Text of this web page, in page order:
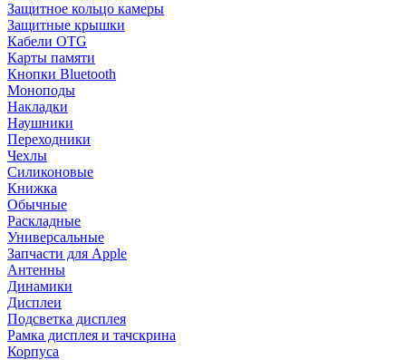
Защитное кольцо камеры
Защитные крышки
Кабели OTG
Карты памяти
Кнопки Bluetooth
Моноподы
Накладки
Наушники
Переходники
Чехлы
Силиконовые
Книжка
Обычные
Раскладные
Универсальные
Запчасти для Apple
Антенны
Динамики
Дисплеи
Подсветка дисплея
Рамка дисплея и тачскрина
Корпуса